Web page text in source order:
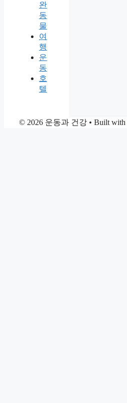
완
동
물
여
행
운
동
호
텔
© 2026 운동과 건강 • Built with